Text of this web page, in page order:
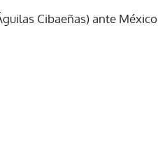
Cibaeñas) ante México